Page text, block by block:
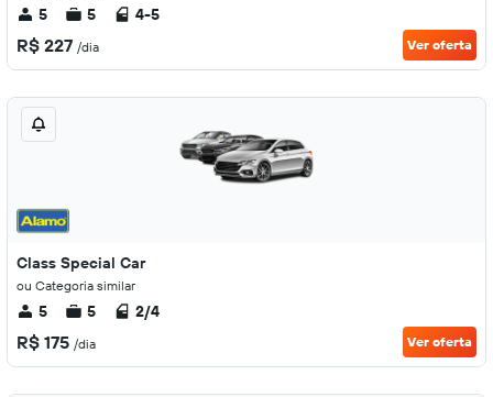
5 5 4-5
R$ 227 /dia Ver oferta
Class Special Car
ou Categoria similar
5 5 2/4
R$ 175 /dia Ver oferta